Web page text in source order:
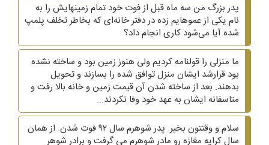
پدر بزرگ من سه ماه قبل از فوت خود تمام زمینهایش را به
نام یکی از عموهایم زده در دفتر خانه‌ای که بخاطر تخلف پلمپ
شده آیا می‌شود کاری انجام داد؟
ما منزلی را قولنامه کردیم ولی هنوز زمین بود و ساخته نشده
بود قرارشد ایشان منزل توافق شده را بسازند و تحویل
بدهند. بعد از ساخته شدن آن قیمت زمین و خانه بالا رفت و
متاسفانه ایشان به عهد خود وفا نکردند...
سلام و وقتتون بخیر. پدر شوهرم سال ۹۲ فوت شدن. از همان
سال کرایه مغازه رو مادر شوهرم می گرفت و برادر شوهر